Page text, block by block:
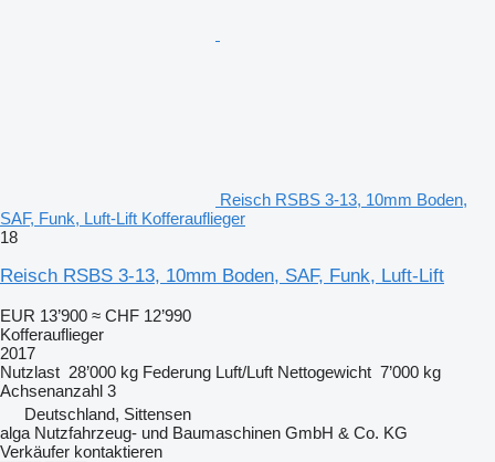
Reisch RSBS 3-13, 10mm Boden,
SAF, Funk, Luft-Lift Kofferauflieger
18
Reisch RSBS 3-13, 10mm Boden, SAF, Funk, Luft-Lift
EUR 13’900 ≈ CHF 12’990
Kofferauflieger
2017
Nutzlast 28’000 kg Federung Luft/Luft Nettogewicht 7’000 kg
Achsenanzahl 3
Deutschland, Sittensen
alga Nutzfahrzeug- und Baumaschinen GmbH & Co. KG
Verkäufer kontaktieren